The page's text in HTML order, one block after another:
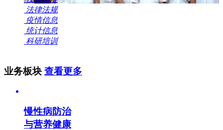
法律法规
疫情信息
统计信息
科研培训
业务板块 查看更多
慢性病防治
与营养健康